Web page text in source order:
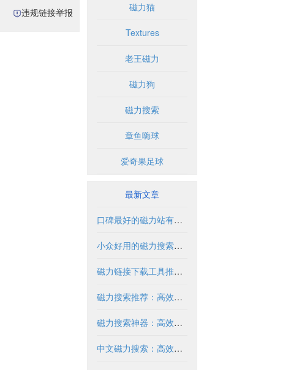
违规链接举报
磁力猫
Textures
老王磁力
磁力狗
磁力搜索
章鱼嗨球
爱奇果足球
最新文章
口碑最好的磁力站有哪些推荐？2024年全面解析
小众好用的磁力搜索推荐与解析
磁力链接下载工具推荐与使用指南
磁力搜索推荐：高效获取资源的实用指南
磁力搜索神器：高效获取资源的必备工具
中文磁力搜索：高效获取资源的合法方式